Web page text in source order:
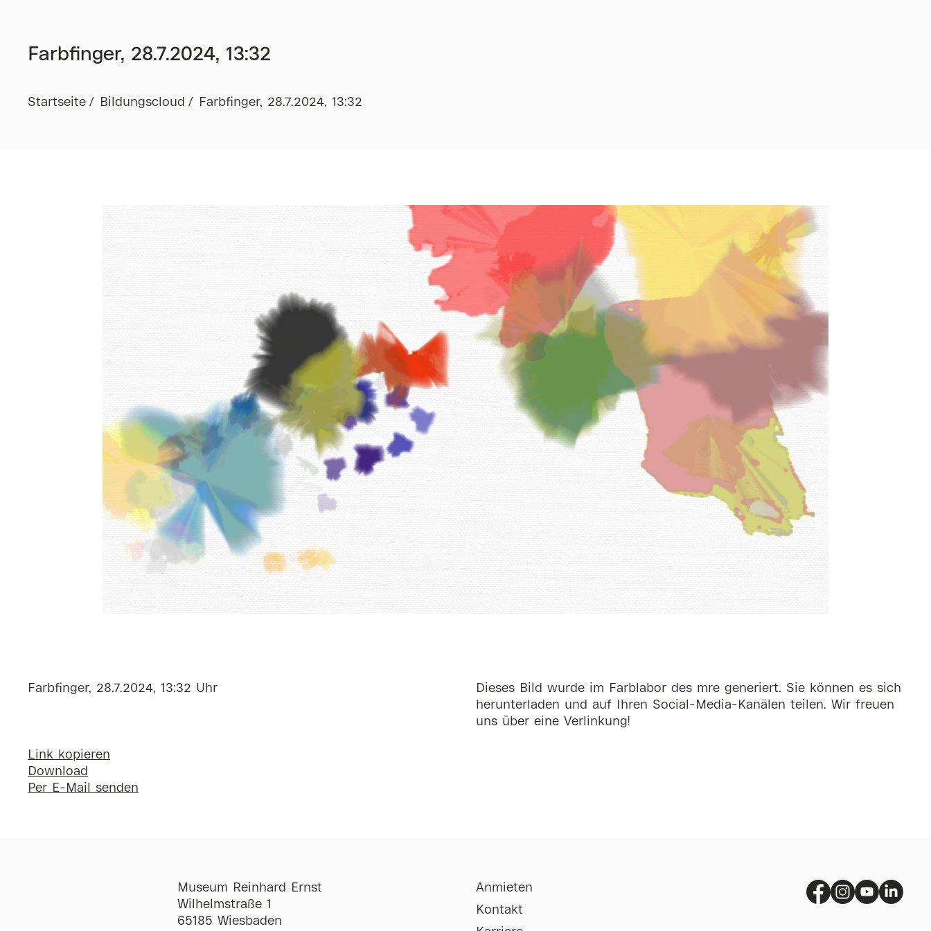
Farbfinger, 28.7.2024, 13:32
Startseite Bildungscloud Farbfinger, 28.7.2024, 13:32
Farbfinger, 28.7.2024, 13:32 Uhr
Link kopieren
Download
Per E-Mail senden
Dieses Bild wurde im Farblabor des mre generiert. Sie können es sich
herunterladen und auf Ihren Social-Media-Kanälen teilen. Wir freuen
uns über eine Verlinkung!
Museum Reinhard Ernst
Wilhelmstraße 1
65185 Wiesbaden
Anmieten
Kontakt